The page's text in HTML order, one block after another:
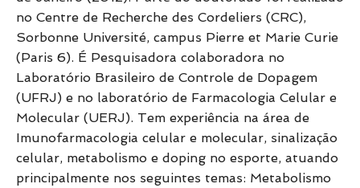
no Centre de Recherche des Cordeliers (CRC),
Sorbonne Université, campus Pierre et Marie Curie
(Paris 6). É Pesquisadora colaboradora no
Laboratório Brasileiro de Controle de Dopagem
(UFRJ) e no laboratório de Farmacologia Celular e
Molecular (UERJ). Tem experiência na área de
Imunofarmacologia celular e molecular, sinalização
celular, metabolismo e doping no esporte, atuando
principalmente nos seguintes temas: Metabolismo